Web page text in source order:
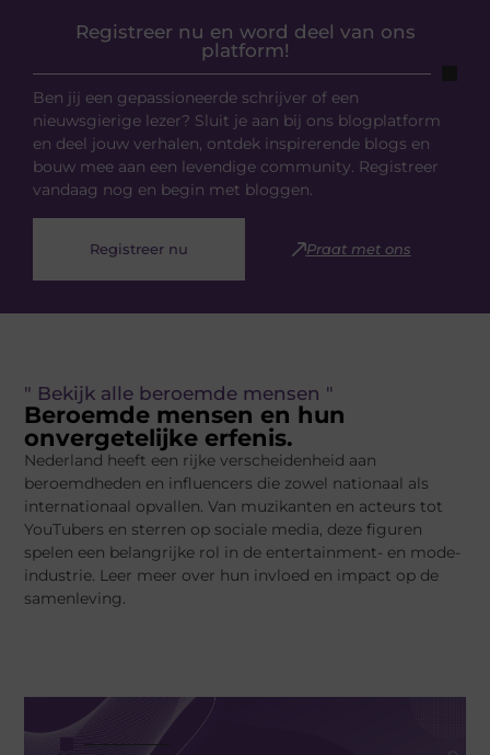
Registreer nu en word deel van ons
platform!
Ben jij een gepassioneerde schrijver of een
nieuwsgierige lezer? Sluit je aan bij ons blogplatform
en deel jouw verhalen, ontdek inspirerende blogs en
bouw mee aan een levendige community. Registreer
vandaag nog en begin met bloggen.
Registreer nu Praat met ons
" Bekijk alle beroemde mensen "
Beroemde mensen en hun
onvergetelijke erfenis.
Nederland heeft een rijke verscheidenheid aan
beroemdheden en influencers die zowel nationaal als
internationaal opvallen. Van muzikanten en acteurs tot
YouTubers en sterren op sociale media, deze figuren
spelen een belangrijke rol in de entertainment- en mode-
industrie. Leer meer over hun invloed en impact op de
samenleving.